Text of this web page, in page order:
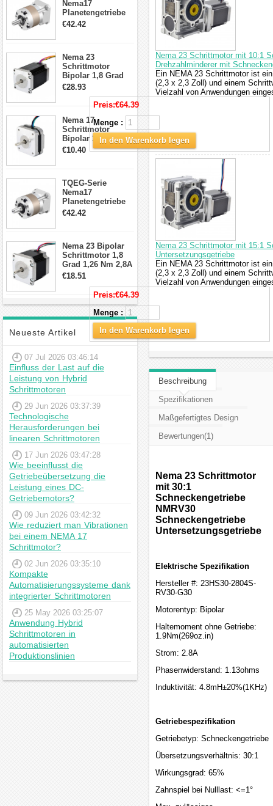
Nema17
Planetengetriebe
5:1 Spiel 15Arc-
€42.42
Nema 23
Schrittmotor
Bipolar 1,8 Grad
2,83Nm 4 A 2,26V
Schrittmotor mit 8
€28.93
Nema 17
Schrittmotor
Bipolar 1.8 Grad
8.7Ncm 1A 3.5V 4
€10.40
TQEG-Serie
Nema17
Planetengetriebe
10:1 Spiel 15Arc-
€42.42
Nema 23 Bipolar
Schrittmotor 1,8
Grad 1,26 Nm 2,8A
2,5V 4 Drähte
€18.51
Neueste Artikel
07 Jul 2026 03:46:14
Einfluss der Last auf die
Leistung von Hybrid
Schrittmotoren
29 Jun 2026 03:37:39
Technologische
Herausforderungen bei
linearen Schrittmotoren
17 Jun 2026 03:47:28
Wie beeinflusst die
Getriebeübersetzung die
Leistung eines DC-
Getriebemotors?
09 Jun 2026 03:42:32
Wie reduziert man Vibrationen
bei einem NEMA 17
Schrittmotor?
02 Jun 2026 03:35:10
Kompakte
Automatisierungssysteme dank
integrierter Schrittmotoren
25 May 2026 03:25:07
Anwendung Hybrid
Schrittmotoren in
automatisierten
Produktionslinien
Nema 23 Schrittmotor mit 10:1
Drehzahlminderer mit
Ein NEMA 23 Schrittmotor ist
(2,3 x 2,3 Zoll) und einem
Vielzahl von Anwendungen
Preis:€64.39
Menge :
In den Warenkorb legen
Nema 23 Schrittmotor mit 15:1
Untersetzungsgetriebe
Ein NEMA 23 Schrittmotor ist
(2,3 x 2,3 Zoll) und einem
Vielzahl von Anwendungen
Preis:€64.39
Menge :
In den Warenkorb legen
Beschreibung
Spezifikationen
Maßgefertigtes Design
Bewertungen(1)
Nema 23 Schrittmotor
mit 30:1
Schneckengetriebe
NMRV30
Schneckengetriebe
Untersetzungsgetriebe
Elektrische Spezifikation
Hersteller #: 23HS30-2804S-
RV30-G30
Motorentyp: Bipolar
Haltemoment ohne Getriebe:
1.9Nm(269oz.in)
Strom: 2.8A
Phasenwiderstand: 1.13ohms
Induktivität: 4.8mH±20%(1KHz)
Getriebespezifikation
Getriebetyp: Schneckengetriebe
Übersetzungsverhältnis: 30:1
Wirkungsgrad: 65%
Zahnspiel bei Nulllast: <=1°